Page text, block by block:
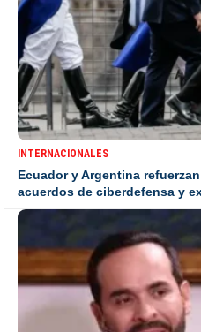
INTERNACIONALES
Ecuador y Argentina
acuerdos de ciberdefensa y